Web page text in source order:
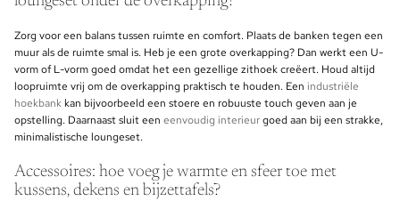
Zorg voor een balans tussen ruimte en comfort. Plaats de banken tegen een
muur als de ruimte smal is. Heb je een grote overkapping? Dan werkt een U-
vorm of L-vorm goed omdat het een gezellige zithoek creëert. Houd altijd
loopruimte vrij om de overkapping praktisch te houden. Een industriële
hoekbankkan bijvoorbeeld een stoere en robuuste touch geven aan je
opstelling. Daarnaast sluit een eenvoudig interieurgoed aan bij een strakke,
minimalistische loungeset.
Accessoires: hoe voeg je warmte en sfeer toe met
kussens, dekens en bijzettafels?